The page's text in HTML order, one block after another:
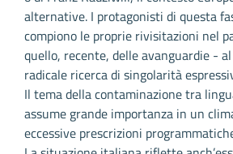
alternative. I protagonisti di questa
compiono le proprie rivisitazioni nel
quello, recente, delle avanguardie - al
radicale ricerca di singolarità
Il tema della contaminazione tra
assume grande importanza in un
eccessive prescrizioni